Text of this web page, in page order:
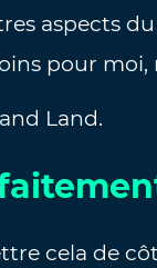
aspects
pour moi,
Land.
cela de